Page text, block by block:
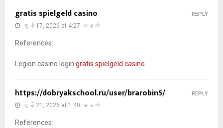
gratis spielgeld casino
ဇွန် 17, 2026 at 4:27 မနက်
References:
Legion casino login gratis spielgeld casino
REPLY
https://dobryakschool.ru/user/brarobin5/
ဇွန် 21, 2026 at 1:40 မနက်
References:
REPLY